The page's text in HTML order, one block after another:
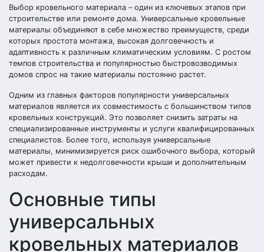
Выбор кровельного материала – один из ключевых этапов при
строительстве или ремонте дома. Универсальные кровельные
материалы объединяют в себе множество преимуществ, среди
которых простота монтажа, высокая долговечность и
адаптивность к различным климатическим условиям. С ростом
темпов строительства и популярностью быстровозводимых
домов спрос на такие материалы постоянно растет.
Одним из главных факторов популярности универсальных
материалов является их совместимость с большинством типов
кровельных конструкций. Это позволяет снизить затраты на
специализированные инструменты и услуги квалифицированных
специалистов. Более того, используя универсальные
материалы, минимизируется риск ошибочного выбора, который
может привести к недолговечности крыши и дополнительным
расходам.
Основные типы
универсальных
кровельных материалов